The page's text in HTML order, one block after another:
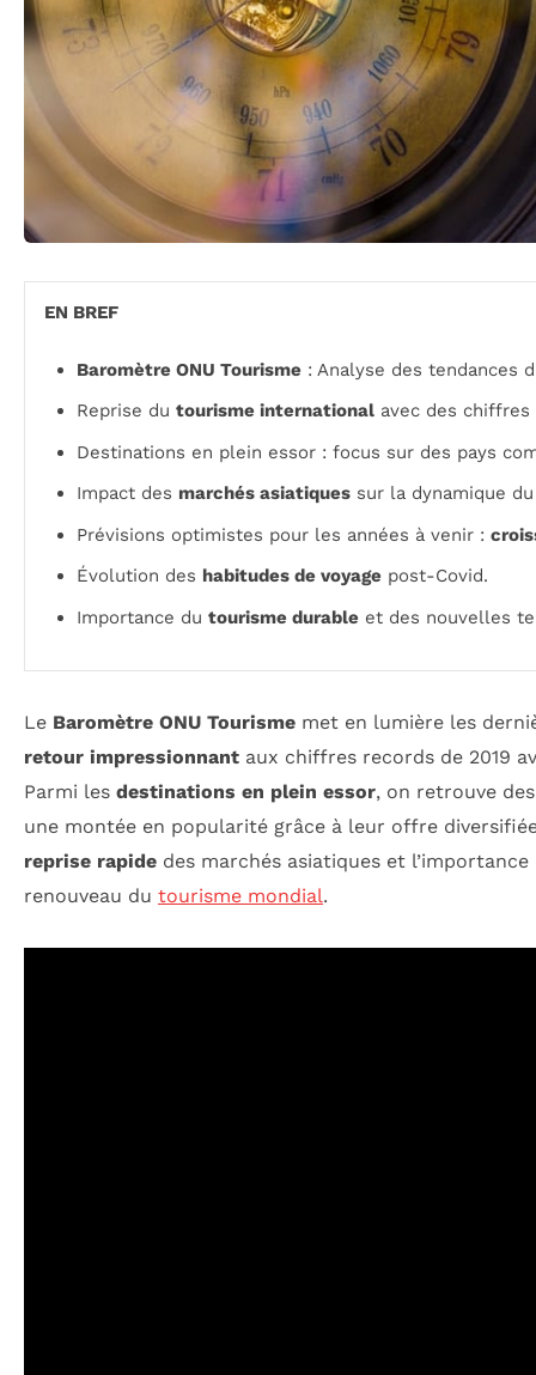
EN BREF
Baromètre ONU Tourisme : Analyse des tendances
Reprise du tourisme international avec des
Destinations en plein essor : focus sur des pays
Impact des marchés asiatiques sur la dynamique
Prévisions optimistes pour les années à venir :
Évolution des habitudes de voyage post-Covid.
Importance du tourisme durable et des nouvelles
Le Baromètre ONU Tourisme met en lumière les
retour impressionnant aux chiffres records de 2019
Parmi les destinations en plein essor, on retrouve
une montée en popularité grâce à leur offre
reprise rapide des marchés asiatiques et
renouveau du tourisme mondial.